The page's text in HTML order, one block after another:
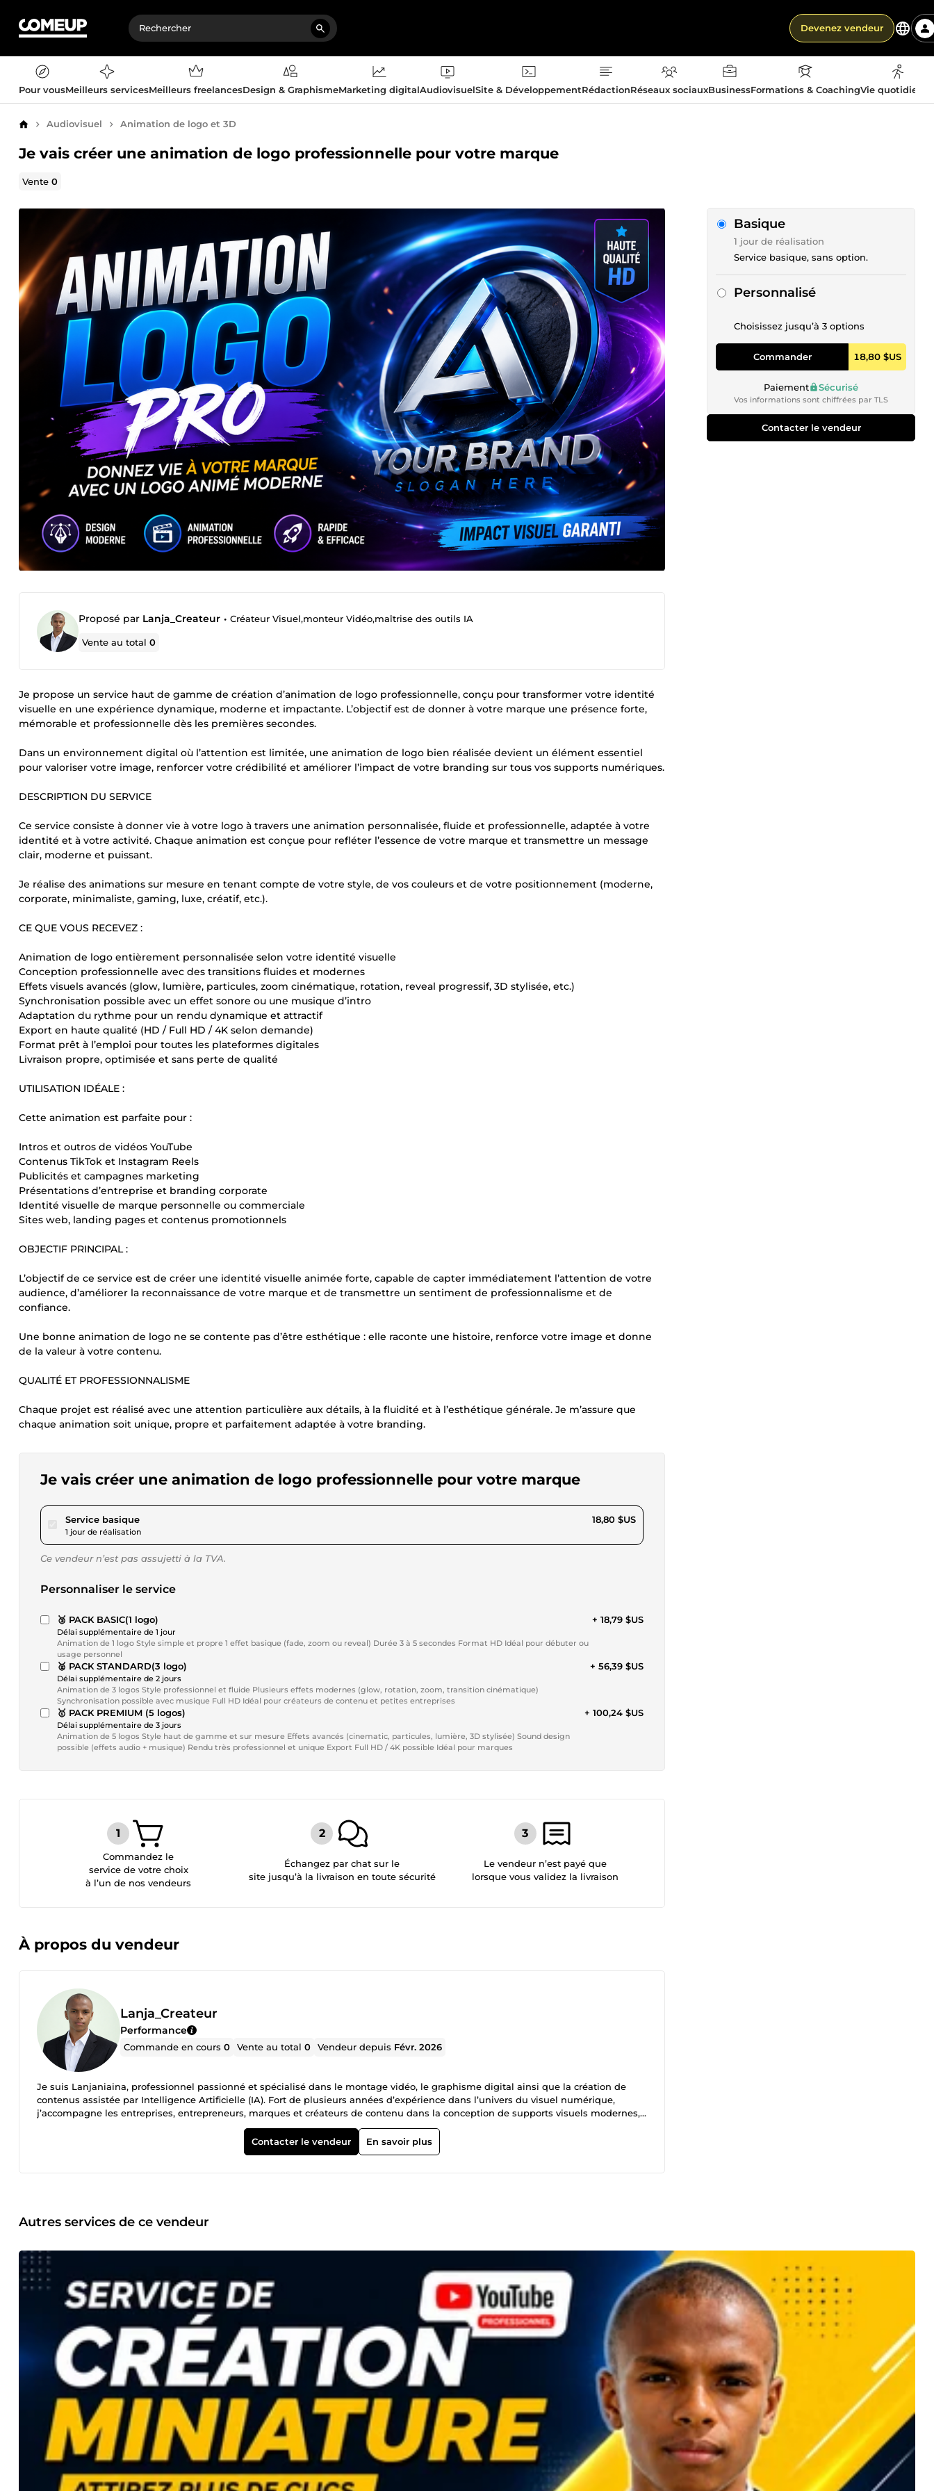
Devenez vendeur
Pour vousMeilleurs servicesMeilleurs freelancesDesign & GraphismeMarketing digitalAudiovisuelSite & DéveloppementRédactionRéseaux sociauxBusinessFormations & CoachingVie
AccueilAudiovisuel Animation de logo et 3D
Je vais créer une animation de logo professionnelle pour votre marque
Vente0
Proposé par Lanja_Createur • Créateur Visuel,monteur Vidéo,maîtrise des outils IA
Vente au total0
Je propose un service haut de gamme de création d’animation de logo professionnelle, conçu pour transformer votre identité
visuelle en une expérience dynamique, moderne et impactante. L’objectif est de donner à votre marque une présence forte,
mémorable et professionnelle dès les premières secondes.
Dans un environnement digital où l’attention est limitée, une animation de logo bien réalisée devient un élément essentiel
pour valoriser votre image, renforcer votre crédibilité et améliorer l’impact de votre branding sur tous vos supports numériques.
DESCRIPTION DU SERVICE
Ce service consiste à donner vie à votre logo à travers une animation personnalisée, fluide et professionnelle, adaptée à votre
identité et à votre activité. Chaque animation est conçue pour refléter l’essence de votre marque et transmettre un message
clair, moderne et puissant.
Je réalise des animations sur mesure en tenant compte de votre style, de vos couleurs et de votre positionnement (moderne,
corporate, minimaliste, gaming, luxe, créatif, etc.).
CE QUE VOUS RECEVEZ :
Animation de logo entièrement personnalisée selon votre identité visuelle
Conception professionnelle avec des transitions fluides et modernes
Effets visuels avancés (glow, lumière, particules, zoom cinématique, rotation, reveal progressif, 3D stylisée, etc.)
Synchronisation possible avec un effet sonore ou une musique d’intro
Adaptation du rythme pour un rendu dynamique et attractif
Export en haute qualité (HD / Full HD / 4K selon demande)
Format prêt à l’emploi pour toutes les plateformes digitales
Livraison propre, optimisée et sans perte de qualité
UTILISATION IDÉALE :
Cette animation est parfaite pour :
Intros et outros de vidéos YouTube
Contenus TikTok et Instagram Reels
Publicités et campagnes marketing
Présentations d’entreprise et branding corporate
Identité visuelle de marque personnelle ou commerciale
Sites web, landing pages et contenus promotionnels
OBJECTIF PRINCIPAL :
L’objectif de ce service est de créer une identité visuelle animée forte, capable de capter immédiatement l’attention de votre
audience, d’améliorer la reconnaissance de votre marque et de transmettre un sentiment de professionnalisme et de
confiance.
Une bonne animation de logo ne se contente pas d’être esthétique : elle raconte une histoire, renforce votre image et donne
de la valeur à votre contenu.
QUALITÉ ET PROFESSIONNALISME
Chaque projet est réalisé avec une attention particulière aux détails, à la fluidité et à l’esthétique générale. Je m’assure que
chaque animation soit unique, propre et parfaitement adaptée à votre branding.
Je vais créer une animation de logo professionnelle pour votre marque
Service basiquepour 17,32 $US
1 jour de réalisation
18,80 $US
Ce vendeur n’est pas assujetti à la TVA.
Personnaliser le service
🥉 PACK BASIC(1 logo)
Délai supplémentaire de 1 jour
Animation de 1 logo Style simple et propre 1 effet basique (fade, zoom ou reveal) Durée 3 à 5 secondes Format HD Idéal pour débuter ou
usage personnel
+ 18,79 $US
🥈 PACK STANDARD(3 logo)
Délai supplémentaire de 2 jours
Animation de 3 logos Style professionnel et fluide Plusieurs effets modernes (glow, rotation, zoom, transition cinématique)
Synchronisation possible avec musique Full HD Idéal pour créateurs de contenu et petites entreprises
+ 56,39 $US
🥇 PACK PREMIUM (5 logos)
Délai supplémentaire de 3 jours
Animation de 5 logos Style haut de gamme et sur mesure Effets avancés (cinematic, particules, lumière, 3D stylisée) Sound design
possible (effets audio + musique) Rendu très professionnel et unique Export Full HD / 4K possible Idéal pour marques
+ 100,24 $US
Basique
1 jour de réalisation
Service basique, sans option.
Personnalisé
Choisissez jusqu’à 3 options
Commander 18,80 $US
Paiement Sécurisé
Vos informations sont chiffrées par TLS
Contacter le vendeur
Commandez le
service de votre choix
à l’un de nos vendeurs
Échangez par chat sur le
site jusqu’à la livraison en toute sécurité
Le vendeur n’est payé que
lorsque vous validez la livraison
À propos du vendeur
Lanja_Createur
Performance
Commande en cours0 Vente au total0 Vendeur depuis Févr. 2026
Je suis Lanjaniaina, professionnel passionné et spécialisé dans le montage vidéo, le graphisme digital ainsi que la création de
contenus assistée par Intelligence Artificielle (IA). Fort de plusieurs années d’expérience dans l’univers du visuel numérique,
j’accompagne les entreprises, entrepreneurs, marques et créateurs de contenu dans la conception de supports visuels modernes,
performants et hautement attractifs. Grâce à une parfaite maîtrise des tendances digitales, des logiciels professionnels et des
outils d’IA nouvelle génération, je réalise des contenus capables de capter l’attention, renforcer l’image de marque et améliorer
l’impact sur les réseaux sociaux. 🎬 Expertise en Montage Vidéo Je conçois des vidéos professionnelles, dynamiques et
réalise des créations graphiques modernes, élégantes et stratégiquement pensées pour valoriser votre activité : 🖌️ Création de
Intégration de solutions IA pour générer des concepts innovants et des rendus premium 🚀 Maîtrise des Outils IA &amp; Création
Assistée Aujourd’hui, la puissance de l’Intelligence Artificielle permet de produire des contenus plus rapides, plus innovants et
plus performants. Je maîtrise différents outils IA avancés dédiés à : ✔️ la génération de visuels professionnels ✔️ l’amélioration
graphique automatisée ✔️ la création de miniatures premium ✔️ l’optimisation vidéo intelligente ✔️ la génération d’idées créatives
modernes ✔️ l’automatisation de certains processus de production Cette maîtrise me permet d’offrir à mes clients des réalisations
à la fois modernes, compétitives et à forte valeur ajoutée. ✅ Pourquoi me choisir ? ✔️ Plusieurs années d’expérience dans le digital
visuel ✔️ Double compétence : montage vidéo + graphisme + IA ✔️ Créativité avancée et sens du détail ✔️ Maîtrise des tendances
actuelles des réseaux sociaux ✔️ Travail propre, fluide et professionnel ✔️ Respect rigoureux des délais ✔️ Accompagnement sérieux
et communication facile 📩 Collaboration Vous recherchez un professionnel capable de transformer vos idées en contenus visuels
puissants, modernes et vendeurs ? Je suis disponible pour collaborer sur vos projets et vous fournir un travail de qualité
professionnelle
Contacter le vendeur En savoir plus
Autres services de ce vendeur